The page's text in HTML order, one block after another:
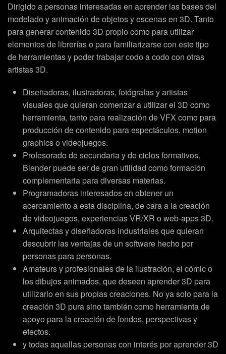
Dirigido a personas interesadas en aprender las bases del
modelado y animación de objetos y escenas en 3D. Tanto
para generar contenido 3D propio como para utilizar
elementos de librerías o para familiarizarse con este tipo
de herramientas y poder trabajar codo a codo con otras
artistas 3D.
Diseñadoras, ilustradoras, fotógrafas y artistas
visuales que quieran comenzar a utilizar el 3D como
herramienta, tanto para realización de VFX como para
producción de contenido para espectáculos, motion
graphics o videojuegos.
Profesorado de secundaria y de ciclos formativos.
Blender puede ser de gran utilidad como formación
complementaria para diversas materias.
Programadoras interesados en obtener un
acercamiento a esta disciplina, de cara a la creación
de videojuegos, experiencias VR/XR o web-apps 3D.
Arquitectas y diseñadoras industriales que quieran
descubrir las ventajas de un software hecho por
personas para personas.
Amateurs y profesionales de la ilustración, el cómic o
los dibujos animados, que deseen aprender 3D para
utilizarlo en sus propias creaciones. No ya solo para la
creación 3D pura sino también como herramienta de
apoyo para la creación de fondos, perspectivas y
efectos.
y todas aquellas personas con interés por aprender 3D